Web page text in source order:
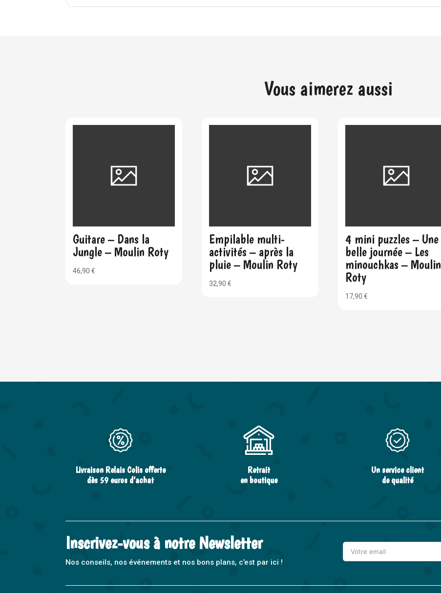
Vous aimerez aussi
Guitare – Dans la
Jungle – Moulin Roty
46,90€
Empilable multi-
activités – après la
pluie – Moulin Roty
32,90€
4 mini puzzles – Une
belle journée – Les
minouchkas – Moulin
Roty
17,90€
Livraison Relais Colis offerte
dès 59 euros d’achat
Retrait
en boutique
Un service client
de qualité
Inscrivez-vous à notre Newsletter
Nos conseils, nos événements et nos bons plans, c’est par ici !